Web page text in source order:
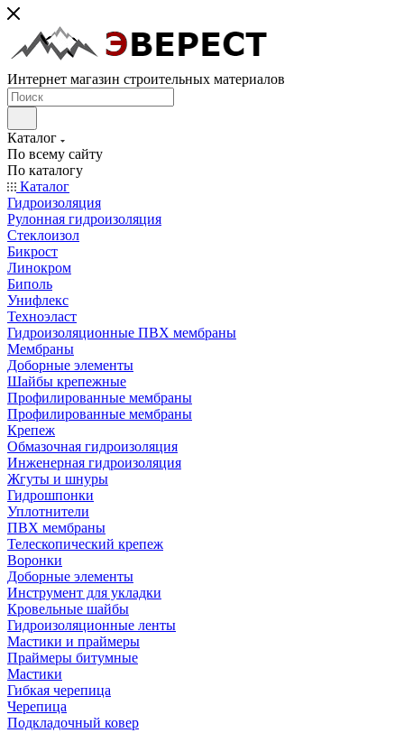
Интернет магазин строительных материалов
Каталог
По всему сайту
По каталогу
Каталог
Гидроизоляция
Рулонная гидроизоляция
Стеклоизол
Бикрост
Линокром
Биполь
Унифлекс
Техноэласт
Гидроизоляционные ПВХ мембраны
Мембраны
Доборные элементы
Шайбы крепежные
Профилированные мембраны
Профилированные мембраны
Крепеж
Обмазочная гидроизоляция
Инженерная гидроизоляция
Жгуты и шнуры
Гидрошпонки
Уплотнители
ПВХ мембраны
Телескопический крепеж
Воронки
Доборные элементы
Инструмент для укладки
Кровельные шайбы
Гидроизоляционные ленты
Мастики и праймеры
Праймеры битумные
Мастики
Гибкая черепица
Черепица
Подкладочный ковер